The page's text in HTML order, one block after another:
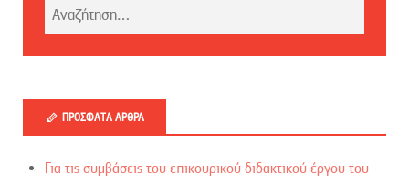
ΠΡΌΣΦΑΤΑ ΆΡΘΡΑ
Για τις συμβάσεις του επικουρικού διδακτικού έργου του